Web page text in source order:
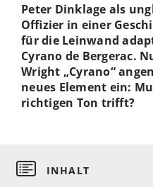
Peter Dinklage als
Offizier in einer
für die Leinwand
Cyrano de Bergerac.
Wright „Cyrano“
neues Element ein:
richtigen Ton trifft?